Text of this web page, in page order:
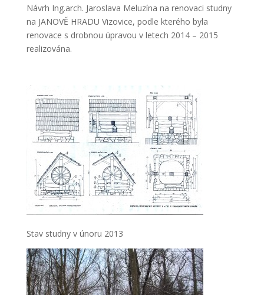
Návrh Ing.arch. Jaroslava Meluzína na renovaci studny
na JANOVĚ HRADU Vizovice, podle kterého byla
renovace s drobnou úpravou v letech 2014 – 2015
realizována.
Stav studny v únoru 2013